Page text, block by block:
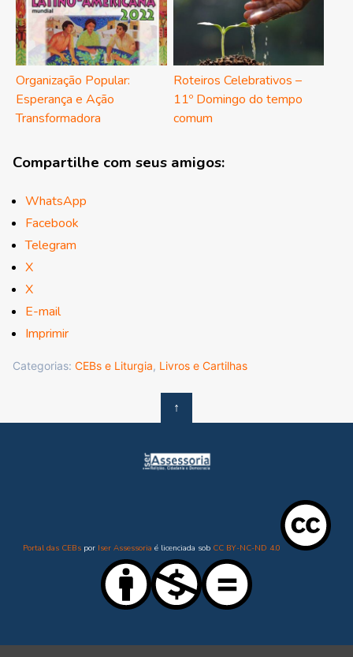
Organização Popular:
Esperança e Ação
Transformadora
Roteiros Celebrativos –
11º Domingo do tempo
comum
Compartilhe com seus amigos:
WhatsApp
Facebook
Telegram
X
X
E-mail
Imprimir
Categorias: CEBs e Liturgia, Livros e Cartilhas
↑
Portal das CEBspor Iser Assessoria é licenciada sob CC BY-NC-ND 4.0